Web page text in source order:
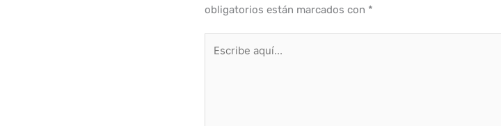
obligatorios están marcados con *
aquí...